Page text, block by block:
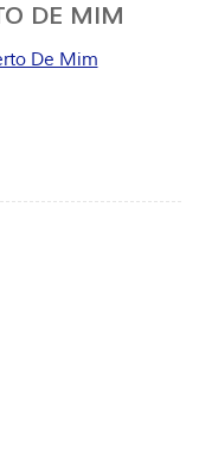
DE MIM
De Mim